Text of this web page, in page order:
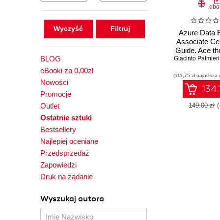
Wyczyść
BLOG
eBooki za 0,00zł
Nowości
Promocje
Outlet
Ostatnie sztuki
Bestsellery
Najlepiej oceniane
Przedsprzedaż
Zapowiedzi
Druk na żądanie
Wyszukaj autora
Azure Data
Associate
Guide. Ace
exam with
Second
Giacinto Palmieri
(111,75 zł
149.00 zł